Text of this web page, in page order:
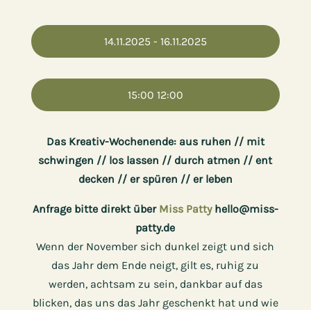
14.11.2025 - 16.11.2025
15:00 12:00
Das Kreativ-Wochenende: aus ruhen // mit
schwingen // los lassen // durch atmen // ent
decken // er spüren // er leben
Anfrage bitte direkt über Miss Pattyhello@miss-
patty.de
Wenn der November sich dunkel zeigt und sich
das Jahr dem Ende neigt, gilt es, ruhig zu
werden, achtsam zu sein, dankbar auf das
blicken, das uns das Jahr geschenkt hat und wie